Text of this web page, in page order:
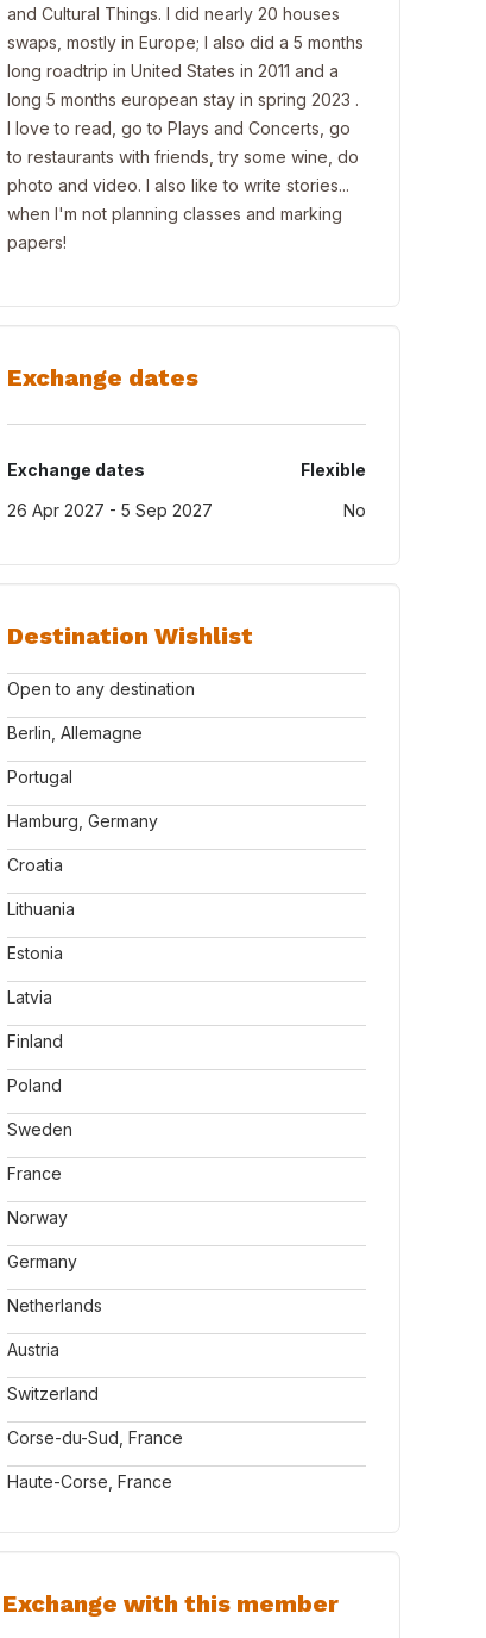
and Cultural Things. I did nearly 20 houses
swaps, mostly in Europe; I also did a 5 months
long roadtrip in United States in 2011 and a
long 5 months european stay in spring 2023 .
I love to read, go to Plays and Concerts, go
to restaurants with friends, try some wine, do
photo and video. I also like to write stories...
when I'm not planning classes and marking
papers!
Exchange dates
Exchange dates
Flexible
26 Apr 2027 - 5 Sep 2027
No
Destination Wishlist
Open to any destination
Berlin, Allemagne
Portugal
Hamburg, Germany
Croatia
Lithuania
Estonia
Latvia
Finland
Poland
Sweden
France
Norway
Germany
Netherlands
Austria
Switzerland
Corse-du-Sud, France
Haute-Corse, France
Exchange with this member